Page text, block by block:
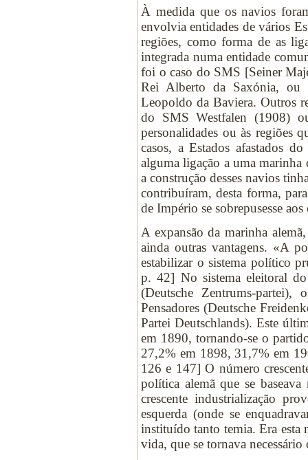
À medida que os navios
envolvia entidades de vários
regiões, como forma de as
integrada numa entidade
foi o caso do SMS [Seiner
Rei Alberto da Saxónia, ou
Leopoldo da Baviera. Outros
do SMS Westfalen (1908)
personalidades ou às regiões
casos, a Estados afastados
alguma ligação a uma marinha
a construção desses navios
contribuíram, desta forma,
de Império se sobrepusesse
A expansão da marinha
ainda outras vantagens. «A
estabilizar o sistema político
p. 42] No sistema eleitoral
(Deutsche Zentrums-
Pensadores (Deutsche
Partei Deutschlands). Este
em 1890, tornando-se o
27,2% em 1898, 31,7% em
126 e 147] O número
política alemã que se
crescente industrialização
esquerda (onde se
instituído tanto temia. Era esta
vida, que se tornava necessário